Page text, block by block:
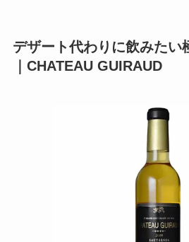
デザート代わりに飲みたい
｜CHATEAU GUIRAUD